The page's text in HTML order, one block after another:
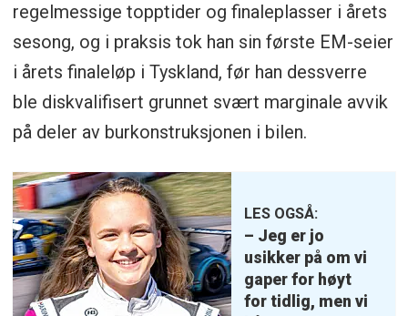
regelmessige topptider og finaleplasser i årets
sesong, og i praksis tok han sin første EM-seier
i årets finaleløp i Tyskland, før han dessverre
ble diskvalifisert grunnet svært marginale avvik
på deler av burkonstruksjonen i bilen.
LES OGSÅ:
– Jeg er jo
usikker på om vi
gaper for høyt
for tidlig, men vi